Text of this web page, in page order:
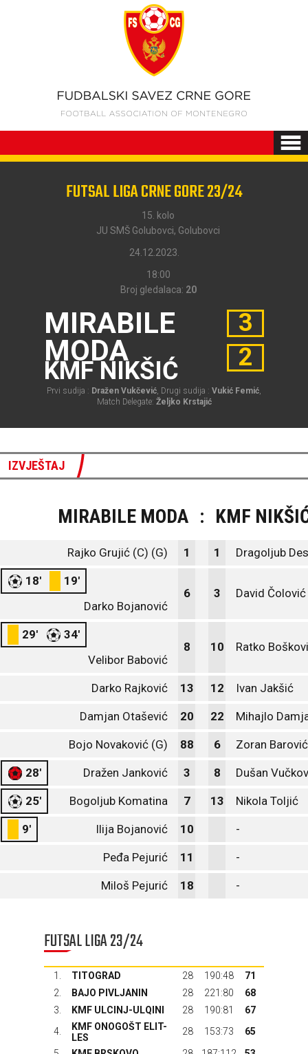
FUTSAL LIGA CRNE GORE 23/24
15. kolo
JU SMŠ Golubovci, Golubovci
24.12.2023.
18:00
Broj gledalaca: 20
MIRABILE
MODA
KMF NIKŠIĆ
3
2
Prvi sudija : Dražen Vukčević, Drugi sudija : Vukić Femić,
Match Delegate: Željko Krstajić
IZVJEŠTAJ
MIRABILE MODA : KMF
Rajko Grujić (C) (G) 1 1 Dragoljub
18'
19'
Darko Bojanović
6 3 David Čolović
29'
34'
Velibor Babović
8 10 Ratko
Darko Rajković 13 12 Ivan Jakšić
Damjan Otašević 20 22 Mihajlo
Bojo Novaković (G) 88 6 Zoran Barović
28' Dražen Janković 3 8 Dušan
25' Bogoljub Komatina 7 13 Nikola Toljić
9' Ilija Bojanović 10 -
Peđa Pejurić 11 -
Miloš Pejurić 18 -
FUTSAL LIGA 23/24
1. TITOGRAD 28 190:48
71
2.
BAJO PIVLJANIN 28 221:80
68
3.
KMF ULCINJ-ULQINI 28 190:81
67
4.
KMF ONOGOŠT ELIT-
LES
28 153:73
65